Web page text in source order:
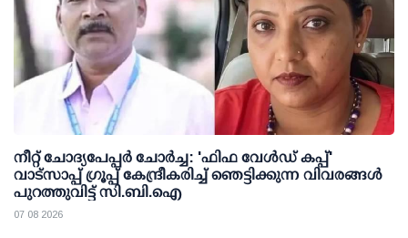
നീറ്റ് ചോദ്യപേപ്പര്‍ ചോര്‍ച്ച: 'ഫിഫ വേള്‍ഡ് കപ്പ്'
വാട്സാപ്പ് ഗ്രൂപ്പ് കേന്ദ്രീകരിച്ച് ഞെട്ടിക്കുന്ന വിവരങ്ങള്‍
പുറത്തുവിട്ട് സി.ബി.ഐ
07 08 2026